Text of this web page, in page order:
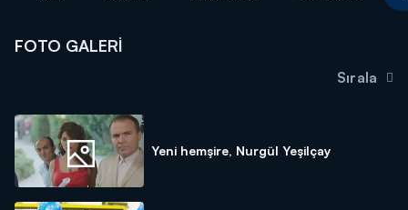
DİĞER SONUÇLAR
FOTO GALERI
Sırala
Yeni hemşire, Nurgül Yeşilçay